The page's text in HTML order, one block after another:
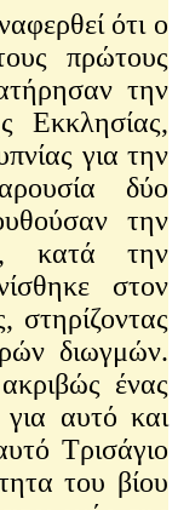
ότι ο
πρώτους
την
Εκκλησίας,
για την
δύο
την
κατά την
στον
στηρίζοντας
διωγμών.
ένας
αυτό και
Τρισάγιο
του βίου